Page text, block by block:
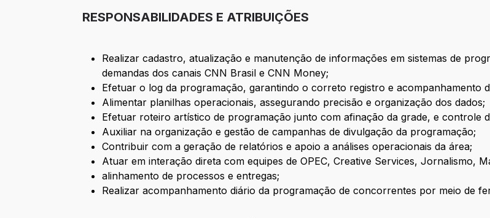
RESPONSABILIDADES E ATRIBUIÇÕES
Realizar cadastro, atualização e manutenção de informações em sistemas de
demandas dos canais CNN Brasil e CNN Money;
Efetuar o log da programação, garantindo o correto registro e acompanhamento
Alimentar planilhas operacionais, assegurando precisão e organização dos dados;
Efetuar roteiro artístico de programação junto com afinação da grade, e controle
Auxiliar na organização e gestão de campanhas de divulgação da programação;
Contribuir com a geração de relatórios e apoio a análises operacionais da área;
Atuar em interação direta com equipes de OPEC, Creative Services, Jornalismo,
alinhamento de processos e entregas;
Realizar acompanhamento diário da programação de concorrentes por meio de